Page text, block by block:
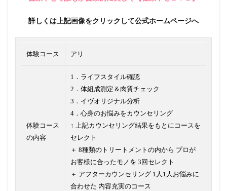
詳しくは上記画像をクリックして公式ホームページへ
体験コース アリ
体験コース
の内容
1．ライフスタイル確認
2．体組成測定＆肉質チェック
3．イヴオリジナル分析
4．心身のお悩みをカウンセリング
↑ 上記カウンセリング結果をもとにコースを
セレクト
＋ 8種類のトリートメントの内から プロが
お客様に合ったモノを 3回セレクト
＋ アフターカウンセリング 1人1人お悩みに
合わせた 内容充実のコース